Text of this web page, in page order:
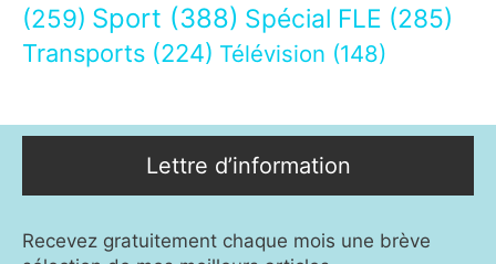
(259) Sport (388) Spécial FLE (285)
Transports (224) Télévision (148)
Lettre d’information
Recevez gratuitement chaque mois une brève